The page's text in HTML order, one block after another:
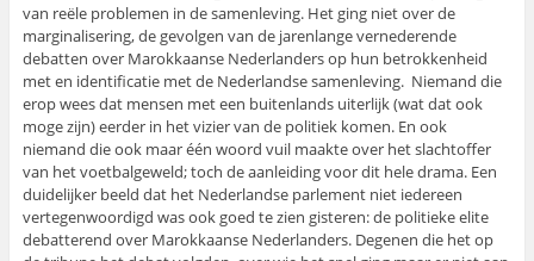
van reële problemen in de samenleving. Het ging niet over de
marginalisering, de gevolgen van de jarenlange vernederende
debatten over Marokkaanse Nederlanders op hun betrokkenheid
met en identificatie met de Nederlandse samenleving. Niemand die
erop wees dat mensen met een buitenlands uiterlijk (wat dat ook
moge zijn) eerder in het vizier van de politiek komen. En ook
niemand die ook maar één woord vuil maakte over het slachtoffer
van het voetbalgeweld; toch de aanleiding voor dit hele drama. Een
duidelijker beeld dat het Nederlandse parlement niet iedereen
vertegenwoordigd was ook goed te zien gisteren: de politieke elite
debatterend over Marokkaanse Nederlanders. Degenen die het op